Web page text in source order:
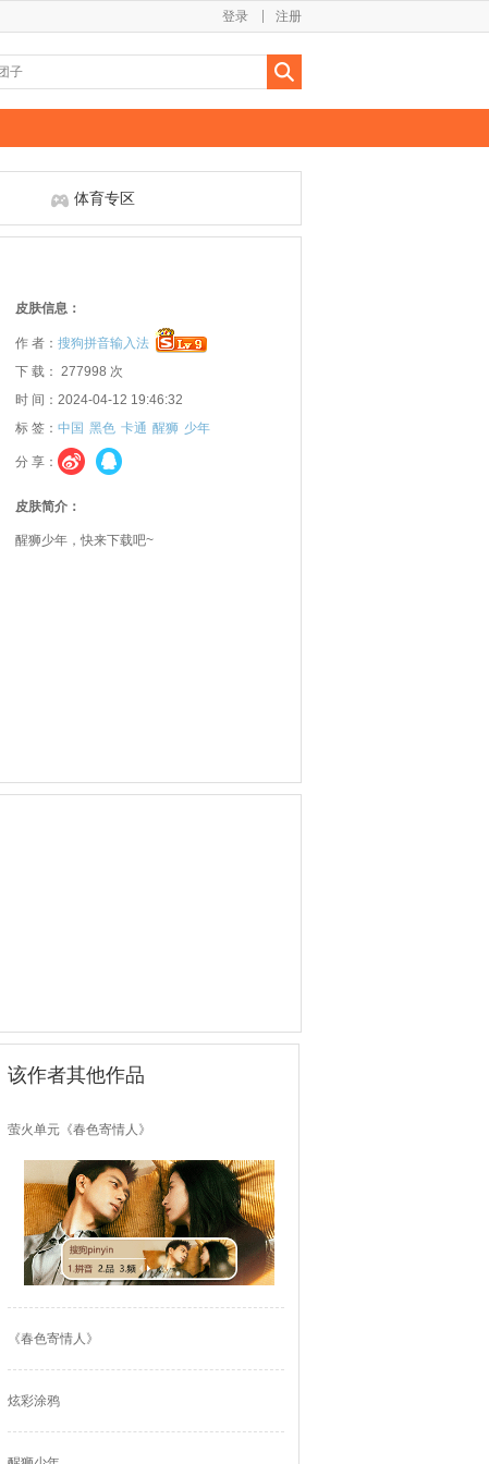
注册
登录
体育专区
皮肤信息：
作 者： 搜狗拼音输入法
下 载： 277998 次
时 间：2024-04-12 19:46:32
标 签： 中国 黑色 卡通 醒狮 少年
分 享：
皮肤简介：
醒狮少年，快来下载吧~
该作者其他作品
萤火单元《春色寄情人》
《春色寄情人》
炫彩涂鸦